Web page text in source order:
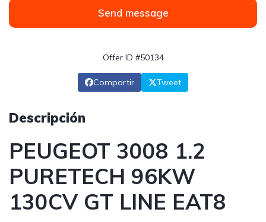
Send message
Offer ID #50134
Compartir Tweet
Descripción
PEUGEOT 3008 1.2
PURETECH 96KW
130CV GT LINE EAT8